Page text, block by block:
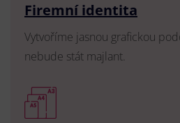
Firemní identita
Vytvoříme jasnou grafickou
nebude stát majlant.